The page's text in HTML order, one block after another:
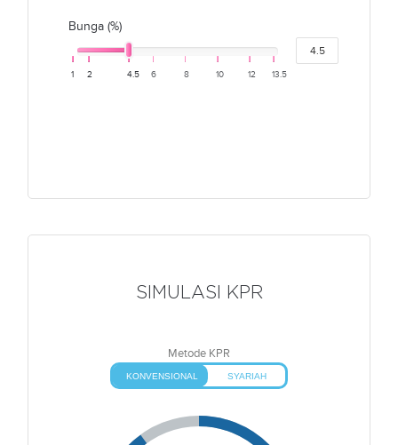
Bunga (%)
1 2 4.5 6 8 10 12 13.5
SIMULASI KPR
Metode KPR